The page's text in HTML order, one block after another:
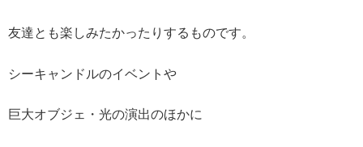
友達とも楽しみたかったりするものです。
シーキャンドルのイベントや
巨大オブジェ・光の演出のほかに